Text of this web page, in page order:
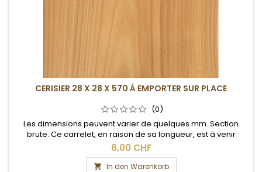
CERISIER 28 X 28 X 570 À EMPORTER SUR PLACE
(0)
Les dimensions peuvent varier de quelques mm. Section
brute. Ce carrelet, en raison de sa longueur, est à venir
chercher sur place.
6,00 CHF
 In den Warenkorb